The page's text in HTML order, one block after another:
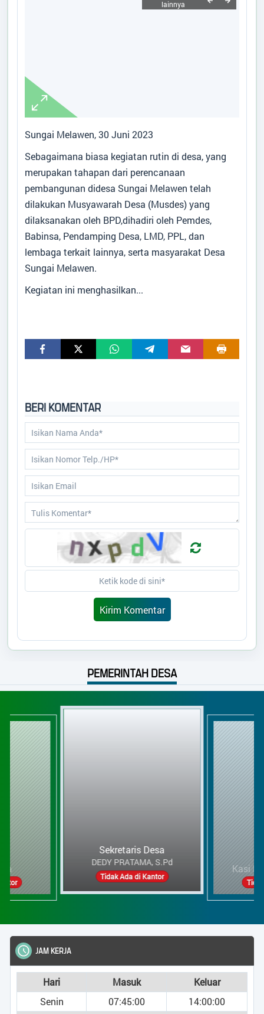
Kabupaten
Provinsi
Kode Desa
: 6201052010
Alamat Kantor
: Jalan Lada Lima Sungai
Melawen P.Lada
Titik Lokasi Kantor Desa
Sungai Melawen, 30 Juni 2023
Sebagaimana biasa kegiatan rutin di desa, yang
merupakan tahapan dari perencanaan
pembangunan didesa Sungai Melawen telah
dilakukan Musyawarah Desa (Musdes) yang
dilaksanakan oleh BPD,dihadiri oleh Pemdes,
Babinsa, Pendamping Desa, LMD, PPL, dan
lembaga terkait lainnya, serta masyarakat Desa
Sungai Melawen.
Kegiatan ini menghasilkan...
BERI KOMENTAR
PEMERINTAH DESA
Sekretaris Desa
Tidak Ada di Kantor
HARI SUWANTO
Tidak Ada di Kantor
JAM KERJA
Hari Masuk
Keluar
Senin
07:45:00
14:00:00